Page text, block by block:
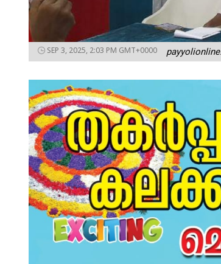
SEP 3, 2025, 2:03 PM GMT+0000